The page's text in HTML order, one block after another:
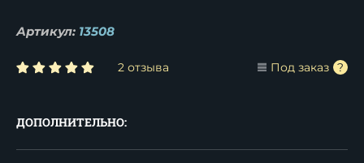
Артикул: 13508
2 отзыва Под заказ
ДОПОЛНИТЕЛЬНО: